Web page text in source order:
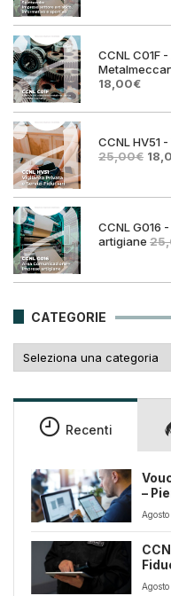
CCNL C01F
Il
originale
25,00€.
18,00€Il
CCNL HV51
25,00€ Il
era:
CCNL G016
artigiane
CATEGORIE
Recenti
–